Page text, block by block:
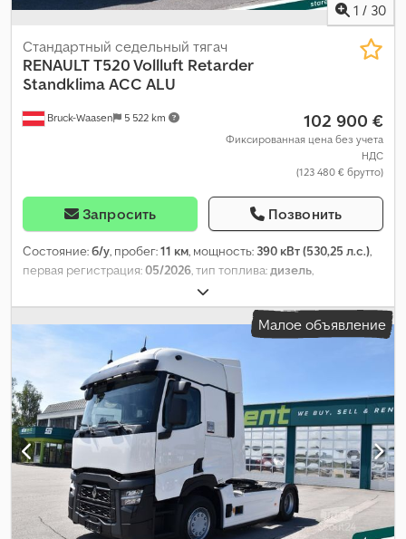
1 / 30
Bruck-Waasen 5 522 km
Стандартный седельный тягач
RENAULTT520 Vollluft Retarder
Standklima ACC ALU
102 900 €
Фиксированная цена без учета
НДС
(123 480 € брутто)
Запросить Позвонить
Состояние:б/у, пробег:11 км, мощность: 390 кВт (530,25 л.с.),
первая регистрация:05/2026, тип топлива:дизель,
, тормоза:
тип передачи:автоматический, класс выбросов:Евро 6, Год
выпуска:2026, Оборудование:ABS, кондиционер, отопитель
Малое объявление